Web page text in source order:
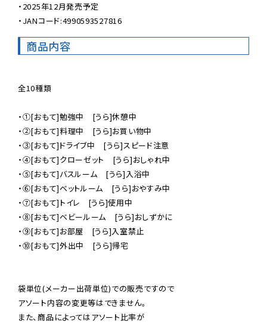
・2025年12月発売予定
・JANコード:4990593527816
商品内容
全10種類
・①[おもて]勉強中　[うら]休憩中
・②[おもて]料理中　[うら]お買い物中
・③[おもて]ドライブ中　[うら]スピード注意
・④[おもて]クローゼット　[うら]おしゃれ中
・⑤[おもて]バスルーム　[うら]入浴中
・⑥[おもて]ベットルーム　[うら]おやすみ中
・⑦[おもて]トイレ　[うら]使用中
・⑧[おもて]ベビールーム　[うら]おしずかに
・⑨[おもて]お部屋　[うら]入室禁止
・⑩[おもて]外出中　[うら]帰宅
袋単位(メーカー出荷単位)での販売ですので
アソート内容の変更等はできません。
また、商品によってはアソート比率が